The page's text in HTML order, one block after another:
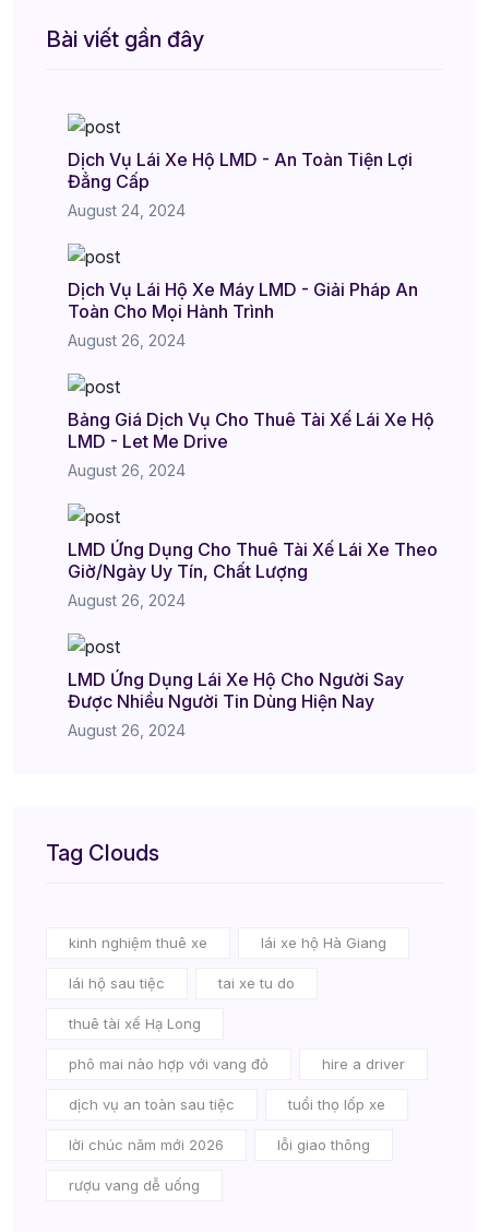
Bài viết gần đây
Dịch Vụ Lái Xe Hộ LMD - An Toàn Tiện Lợi
Đẳng Cấp
August 24, 2024
Dịch Vụ Lái Hộ Xe Máy LMD - Giải Pháp An
Toàn Cho Mọi Hành Trình
August 26, 2024
Bảng Giá Dịch Vụ Cho Thuê Tài Xế Lái Xe Hộ
LMD - Let Me Drive
August 26, 2024
LMD Ứng Dụng Cho Thuê Tài Xế Lái Xe Theo
Giờ/Ngày Uy Tín, Chất Lượng
August 26, 2024
LMD Ứng Dụng Lái Xe Hộ Cho Người Say
Được Nhiều Người Tin Dùng Hiện Nay
August 26, 2024
Tag Clouds
kinh nghiệm thuê xe lái xe hộ Hà Giang
lái hộ sau tiệc tai xe tu do
thuê tài xế Hạ Long
phô mai nào hợp với vang đỏ hire a driver
dịch vụ an toàn sau tiệc tuổi thọ lốp xe
lời chúc năm mới 2026 lỗi giao thông
rượu vang dễ uống